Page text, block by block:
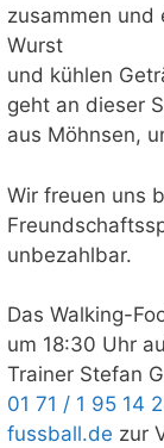
zusammen und
Wurst
und kühlen
geht an dieser
aus Möhnsen,
Wir freuen uns
unbezahlbar.
Das Walking-
um 18:30 Uhr
Trainer Stefan
01 71 / 1 95 14
fussball.de zur